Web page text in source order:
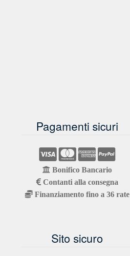
Pagamenti sicuri
Bonifico Bancario
Contanti alla consegna
Finanziamento fino a 36 rate
Sito sicuro